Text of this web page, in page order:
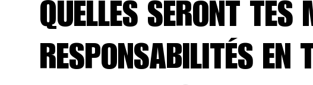
QUELLES SERONT
RESPONSABILITÉS EN